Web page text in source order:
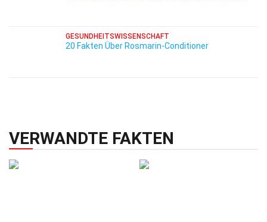
GESUNDHEITSWISSENSCHAFT
20 Fakten Über Rosmarin-Conditioner
VERWANDTE FAKTEN